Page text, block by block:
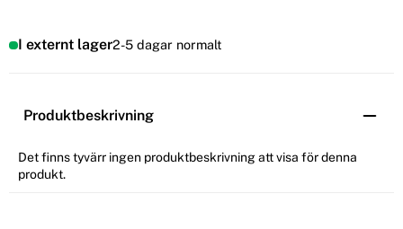
I externt lager2-5 dagar normalt
Produktbeskrivning
Det finns tyvärr ingen produktbeskrivning att visa för denna
produkt.